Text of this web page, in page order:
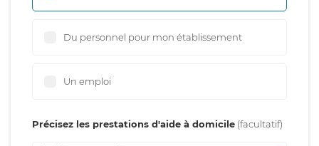
Du personnel pour mon établissement
Un emploi
Précisez les prestations d'aide à domicile